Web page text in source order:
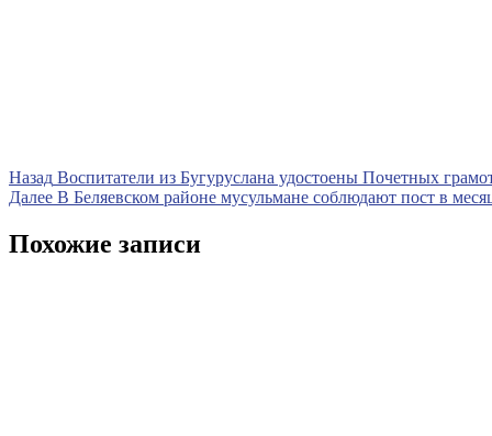
Навигация
по
записям
Назад Предыдущая
запись
Воспитатели из Бугуруслана удостоены Почетных
Далее Следующая
В Беляевском районе мусульмане соблюдают пост в
Похожие записи